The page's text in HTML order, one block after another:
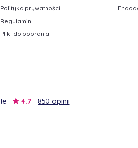
Polityka prywatności
Regulamin
Pliki do pobrania
4.7 850 opinii